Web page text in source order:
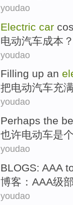
youdao
Electric car
电动汽车成本 ？
youdao
Filling up an
把电动汽车充满
youdao
Perhaps the
也许电动车是个
youdao
BLOGS: AAA
博客 ： AAA级
youdao